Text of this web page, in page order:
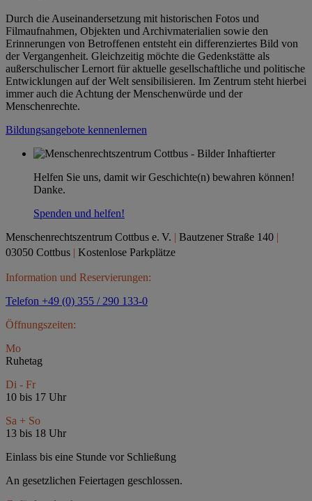
Durch die Auseinandersetzung mit historischen Fotos und
Filmaufnahmen, Objekten und Archivmaterialien sowie den
Erinnerungen von Betroffenen entsteht ein differenziertes Bild von
der Vergangenheit. Gleichzeitig möchte die Gedenkstätte als
außerschulischer Lernort für aktuelle gesellschaftliche und politische
Entwicklungen auf der Welt sensibilisieren. Im Zentrum steht hierbei
immer auch die Achtung der Menschenwürde und der
Menschenrechte.
Bildungsangebote kennenlernen
Helfen Sie uns, damit wir Geschichte(n) bewahren können!
Danke.
Spenden und helfen!
Menschenrechtszentrum Cottbus e. V. | Bautzener Straße 140 |
03050 Cottbus | Kostenlose Parkplätze
Information und Reservierungen:
Telefon +49 (0) 355 / 290 133-0
Öffnungszeiten:
Mo
Ruhetag
Di - Fr
10 bis 17 Uhr
Sa + So
13 bis 18 Uhr
Einlass bis eine Stunde vor Schließung
An gesetzlichen Feiertagen geschlossen.